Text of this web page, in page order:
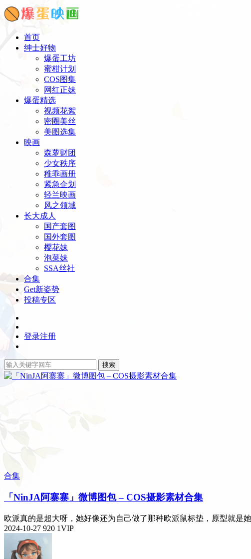
首页
绅士好物
爆蛋工坊
蜜柑计划
COS图集
网红正妹
爆蛋精选
视频花絮
密圈美丝
美图选集
映画
森萝财团
少女秩序
稚乖画册
紧急企划
轻兰映画
风之领域
长大成人
国产套图
国外套图
樱花妹
泡菜妹
SSA丝社
合集
Get新姿势
投稿专区
登录注册
搜索
合集
「NinJA阿寨寨」微博图包 – COS摄影素材合集
欧派真的是超大呀，她好像还为自己做了那种欧派鼠标垫，原型就是
2024-10-27 920 1VIP